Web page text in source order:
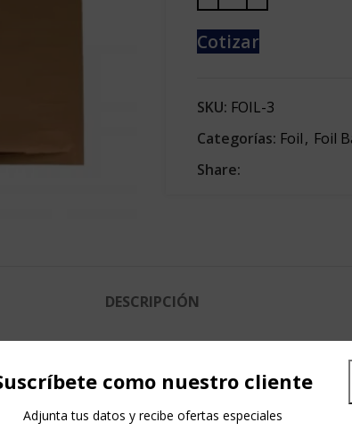
como nuestro cliente
Adjunta tus datos y recibe ofertas especiales
Cotizar
SKU: FOIL-3
Categorías: Foil, Foil
Share:
DESCRIPCIÓN
bien sea con pegatel ó con glitterette